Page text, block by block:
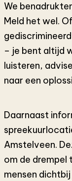
We
Meld het wel.
– je bent altijd
luisteren,
naar een
Daarnaast
Amstelveen.
om de
mensen